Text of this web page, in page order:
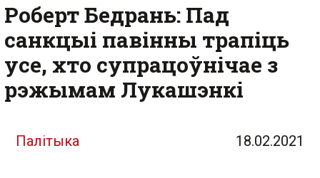
Роберт Бедрань: Пад
санкцыі павінны трапіць
усе, хто супрацоўнічае з
рэжымам Лукашэнкі
Палітыка 18.02.2021